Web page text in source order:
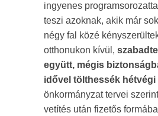
ingyenes
teszi azoknak, akik már
négy fal közé
otthonukon kívül,
együtt, mégis
idővel tölthessék hétvégi
önkormányzat tervei
vetítés után fizetős